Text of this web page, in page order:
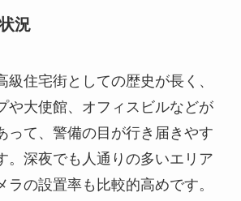
況
級住宅街としての歴史が長く、
や大使館、オフィスビルなどが
って、警備の目が行き届きやす
。深夜でも人通りの多いエリア
ラの設置率も比較的高めです。